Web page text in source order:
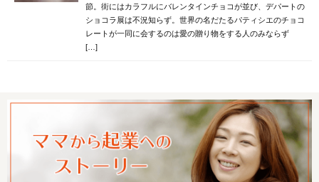
節。街にはカラフルにバレンタインチョコが並び、デパートの
ショコラ展は不況知らず。世界の名だたるパティシエのチョコ
レートが一同に会するのは愛の贈り物をする人のみならず
[…]